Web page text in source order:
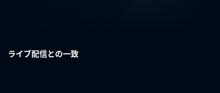
ライブ配信との一致